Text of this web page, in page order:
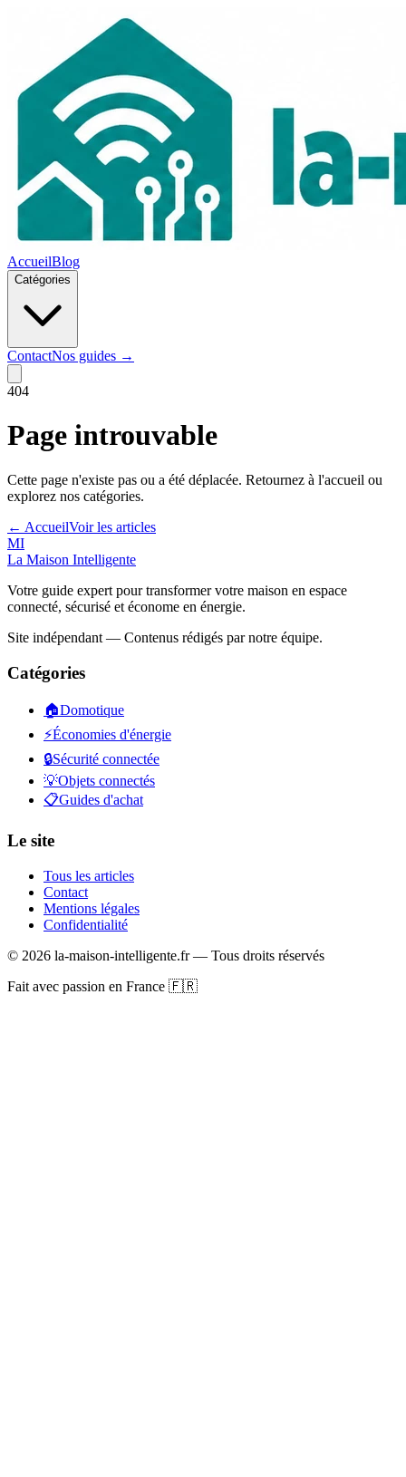
AccueilBlog
Catégories
ContactNos guides →
404
Page introuvable
Cette page n'existe pas ou a été déplacée. Retournez à l'accueil ou
explorez nos catégories.
← AccueilVoir les articles
MI
La Maison Intelligente
Votre guide expert pour transformer votre maison en espace
connecté, sécurisé et économe en énergie.
Site indépendant — Contenus rédigés par notre équipe.
Catégories
🏠Domotique
⚡Économies d'énergie
🔒Sécurité connectée
💡Objets connectés
📋Guides d'achat
Le site
Tous les articles
Contact
Mentions légales
Confidentialité
© 2026 la-maison-intelligente.fr — Tous droits réservés
Fait avec passion en France 🇫🇷